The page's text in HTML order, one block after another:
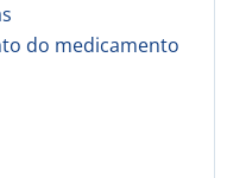
do medicamento